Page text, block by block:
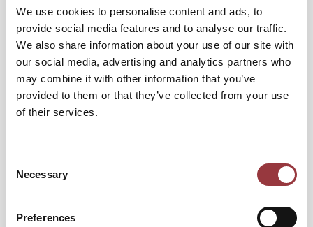
We use cookies to personalise content and ads, to
provide social media features and to analyse our traffic.
We also share information about your use of our site with
our social media, advertising and analytics partners who
may combine it with other information that you’ve
provided to them or that they’ve collected from your use
of their services.
Selection
Necessary
Preferences
MARINE FILLER 0,20 L
148,75 kr
119,00 kr
Lägg till i kundvagn